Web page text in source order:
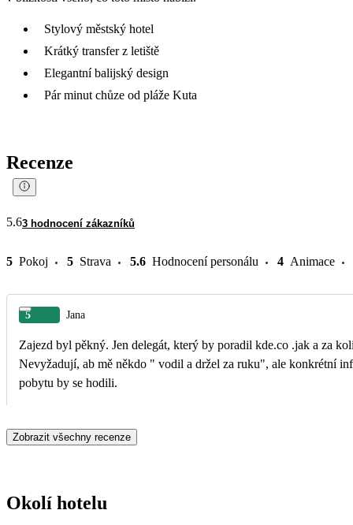
Stylový městský hotel
Krátký transfer z letiště
Elegantní balijský design
Pár minut chůze od pláže Kuta
Recenze
5.63 hodnocení zákazníků
5 Pokoj 5 Strava 5.6 Hodnocení personálu 4 Animace
5 Jana
Zajezd byl pěkný. Jen delegát, který by poradil kde.co .jak a za
Nevyžadují, ab mě někdo " vodil a držel za ruku", ale konkrétní
pobytu by se hodili.
Zobrazit všechny recenze
Okolí hotelu